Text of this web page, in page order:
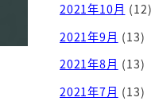
2021年10月 (12)
2021年9月 (13)
2021年8月 (13)
2021年7月 (13)